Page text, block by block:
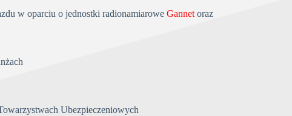
w oparciu o jednostki radionamiaroweGannetoraz
Ubezpieczeniowych